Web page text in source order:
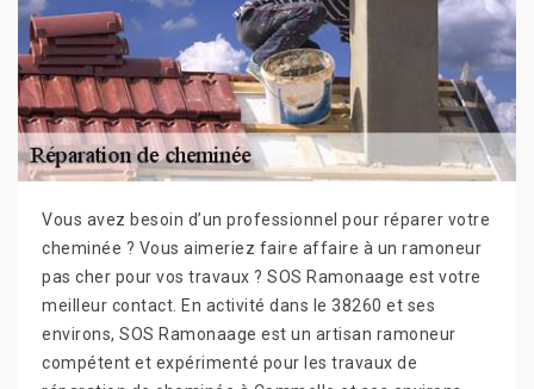
Vous avez besoin d’un professionnel pour réparer votre
cheminée ? Vous aimeriez faire affaire à un ramoneur
pas cher pour vos travaux ? SOS Ramonaage est votre
meilleur contact. En activité dans le 38260 et ses
environs, SOS Ramonaage est un artisan ramoneur
compétent et expérimenté pour les travaux de